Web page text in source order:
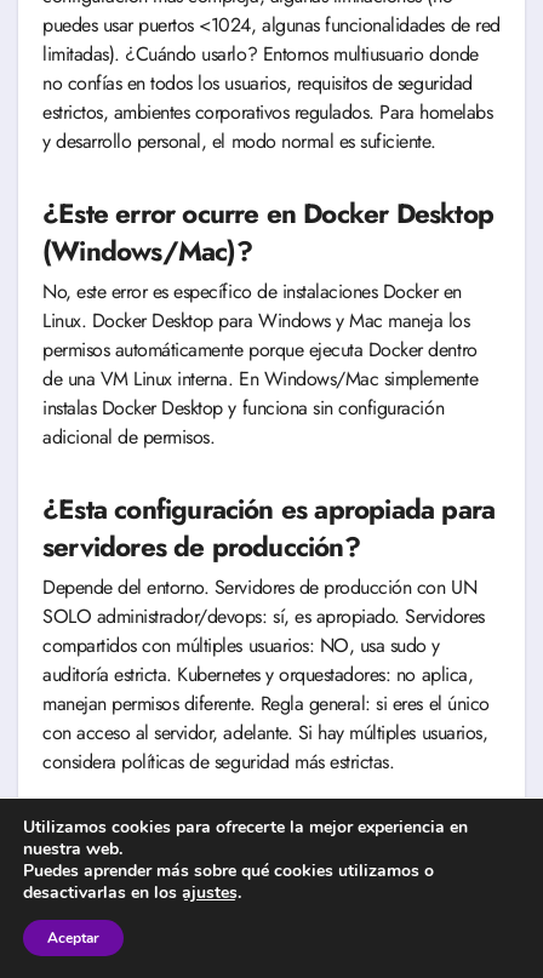
puedes usar puertos <1024, algunas funcionalidades de red
limitadas). ¿Cuándo usarlo? Entornos multiusuario donde
no confías en todos los usuarios, requisitos de seguridad
estrictos, ambientes corporativos regulados. Para homelabs
y desarrollo personal, el modo normal es suficiente.
¿Este error ocurre en Docker Desktop
(Windows/Mac)?
No, este error es específico de instalaciones Docker en
Linux. Docker Desktop para Windows y Mac maneja los
permisos automáticamente porque ejecuta Docker dentro
de una VM Linux interna. En Windows/Mac simplemente
instalas Docker Desktop y funciona sin configuración
adicional de permisos.
¿Esta configuración es apropiada para
servidores de producción?
Depende del entorno. Servidores de producción con UN
SOLO administrador/devops: sí, es apropiado. Servidores
compartidos con múltiples usuarios: NO, usa sudo y
auditoría estricta. Kubernetes y orquestadores: no aplica,
manejan permisos diferente. Regla general: si eres el único
con acceso al servidor, adelante. Si hay múltiples usuarios,
considera políticas de seguridad más estrictas.
Recursos adicionales
Guías relacionadas en El Diario IA:
Instala Docker sin miedo: Guía completa desde
Utilizamos cookies para ofrecerte la mejor experiencia en
nuestra web.
Puedes aprender más sobre qué cookies utilizamos o
desactivarlas en los ajustes.
Aceptar